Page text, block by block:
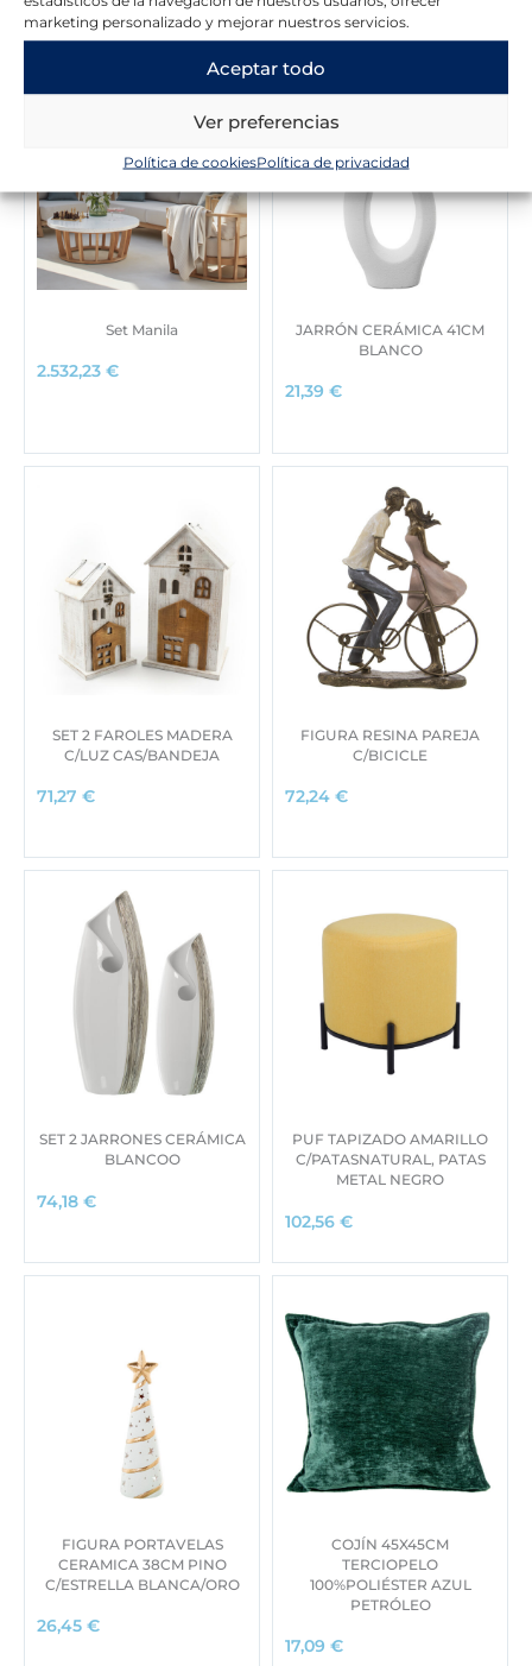
marketing personalizado y mejorar nuestros servicios.
Aceptar todo
Ver preferencias
Política de cookiesPolítica de privacidad
Set Manila
2.532,23 €
JARRÓN CERÁMICA 41CM
BLANCO
21,39 €
SET 2 FAROLES MADERA
C/LUZ CAS/BANDEJA
71,27 €
FIGURA RESINA PAREJA
C/BICICLE
72,24 €
SET 2 JARRONES CERÁMICA
BLANCOO
74,18 €
PUF TAPIZADO AMARILLO
C/PATASNATURAL, PATAS
METAL NEGRO
102,56 €
FIGURA PORTAVELAS
CERAMICA 38CM PINO
C/ESTRELLA BLANCA/ORO
26,45 €
COJÍN 45X45CM
TERCIOPELO
100%POLIÉSTER AZUL
PETRÓLEO
17,09 €